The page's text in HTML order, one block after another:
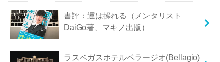
書評：運は操れる（メンタリスト
DaiGo著、マキノ出版）
ラスベガスホテルベラージオ(Bellagio)